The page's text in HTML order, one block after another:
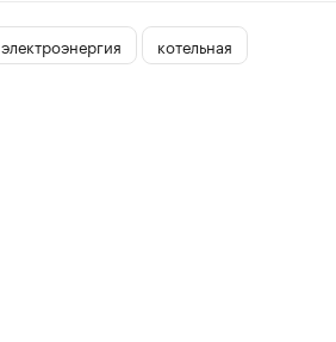
электроэнергия котельная